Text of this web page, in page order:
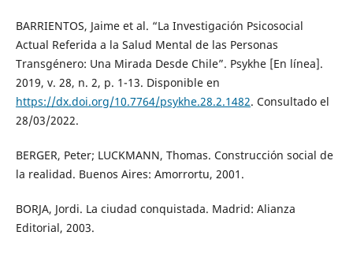
BARRIENTOS, Jaime et al. “La Investigación Psicosocial
Actual Referida a la Salud Mental de las Personas
Transgénero: Una Mirada Desde Chile”. Psykhe [En línea].
2019, v. 28, n. 2, p. 1-13. Disponible en
https://dx.doi.org/10.7764/psykhe.28.2.1482. Consultado el
28/03/2022.
BERGER, Peter; LUCKMANN, Thomas. Construcción social de
la realidad. Buenos Aires: Amorrortu, 2001.
BORJA, Jordi. La ciudad conquistada. Madrid: Alianza
Editorial, 2003.